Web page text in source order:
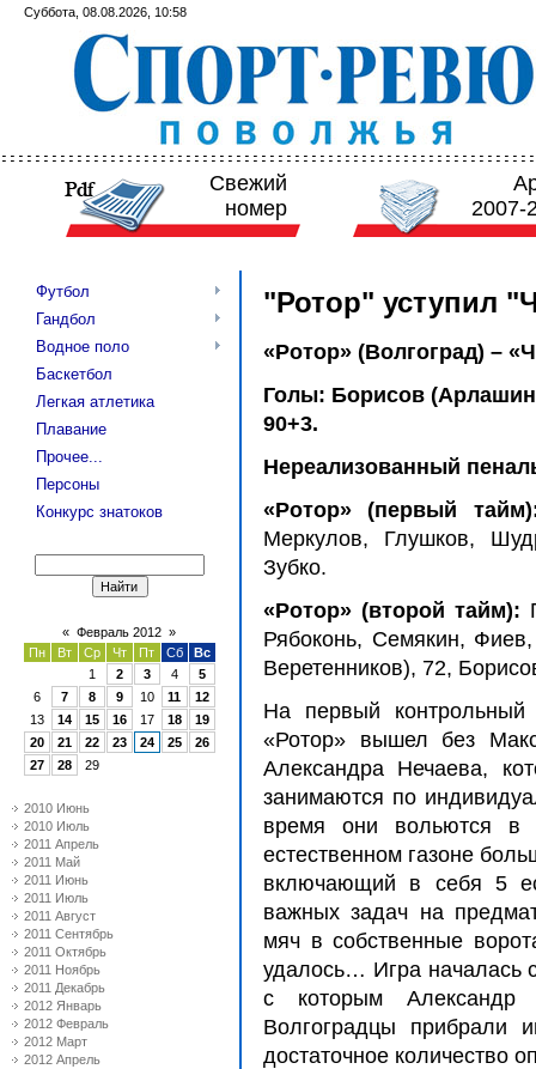
Суббота, 08.08.2026, 10:58
Свежий
номер
2007-
Футбол
Гандбол
Водное поло
Баскетбол
Легкая атлетика
Плавание
Прочее...
Персоны
Конкурс знатоков
« Февраль 2012 »
Пн
Вт Ср Чт Пт Сб
Вс
1
2 3 4
5
6
7 8 9 10 11
12
13
14 15 16 17 18
19
20
21 22 23 24 25
26
27
28 29
2010 Июнь
2010 Июль
2011 Апрель
2011 Май
2011 Июнь
2011 Июль
2011 Август
2011 Сентябрь
2011 Октябрь
2011 Ноябрь
2011 Декабрь
2012 Январь
2012 Февраль
2012 Март
2012 Апрель
"Ротор" уступил
«Ротор» (Волгоград) –
Голы: Борисов
90+3.
Нереализованный
«Ротор» (первый
Меркулов, Глушков,
Зубко.
«Ротор» (второй тайм):
Рябоконь, Семякин,
Веретенников), 72,
На первый контрольный
«Ротор» вышел без Мак
Александра Нечаева,
занимаются по
время они вольются в
естественном газоне
включающий в себя 5 е
важных задач на
мяч в собственные
удалось… Игра началась
с которым Александр
Волгоградцы прибрали
достаточное количество